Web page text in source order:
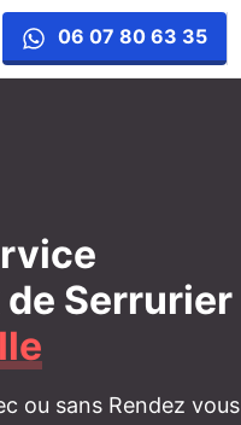
06 07 80 63 35
de Serrurier
ou sans Rendez vous